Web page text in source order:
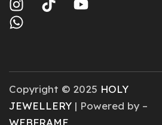
Copyright © 2025 HOLY
JEWELLERY | Powered by –
WEBFRAME